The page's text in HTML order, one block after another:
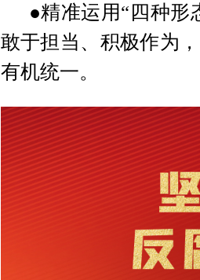
●精准运用“四种形
敢于担当、积极作为
有机统一。